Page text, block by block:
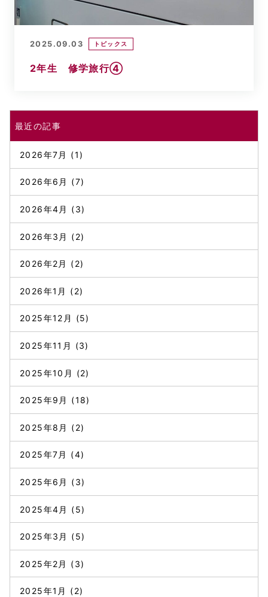
2025.09.03 トピックス
2年生 修学旅行④
最近の記事
2026年7月 (1)
2026年6月 (7)
2026年4月 (3)
2026年3月 (2)
2026年2月 (2)
2026年1月 (2)
2025年12月 (5)
2025年11月 (3)
2025年10月 (2)
2025年9月 (18)
2025年8月 (2)
2025年7月 (4)
2025年6月 (3)
2025年4月 (5)
2025年3月 (5)
2025年2月 (3)
2025年1月 (2)